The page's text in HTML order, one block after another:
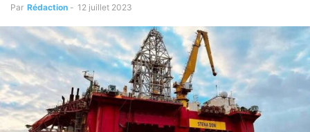
Par Rédaction - 12 juillet 2023